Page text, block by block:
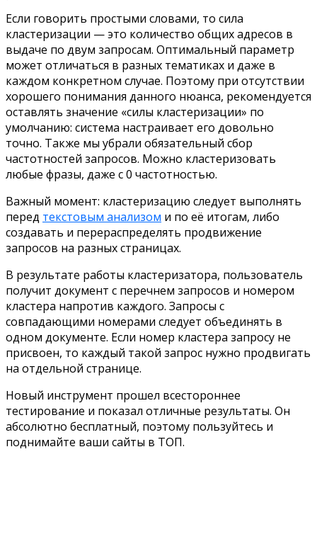
Если говорить простыми словами, то сила
кластеризации — это количество общих адресов в
выдаче по двум запросам. Оптимальный параметр
может отличаться в разных тематиках и даже в
каждом конкретном случае. Поэтому при отсутствии
хорошего понимания данного нюанса, рекомендуется
оставлять значение «силы кластеризации» по
умолчанию: система настраивает его довольно
точно. Также мы убрали обязательный сбор
частотностей запросов. Можно кластеризовать
любые фразы, даже с 0 частотностью.
Важный момент: кластеризацию следует выполнять
перед текстовым анализом и по её итогам, либо
создавать и перераспределять продвижение
запросов на разных страницах.
В результате работы кластеризатора, пользователь
получит документ с перечнем запросов и номером
кластера напротив каждого. Запросы с
совпадающими номерами следует объединять в
одном документе. Если номер кластера запросу не
присвоен, то каждый такой запрос нужно продвигать
на отдельной странице.
Новый инструмент прошел всестороннее
тестирование и показал отличные результаты. Он
абсолютно бесплатный, поэтому пользуйтесь и
поднимайте ваши сайты в ТОП.